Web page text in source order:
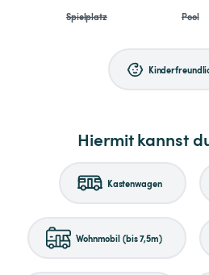
Spielplatz Pool
Hiermit kannst
Kastenwagen
Wohnmobil (bis 7,5m)